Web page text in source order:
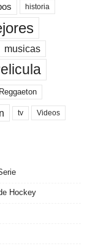
historia
musicas
Reggaeton
tv Videos
Hockey